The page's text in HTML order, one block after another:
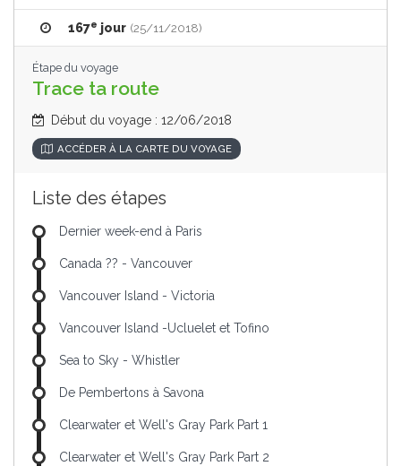
167e jour (25/11/2018)
Étape du voyage
Trace ta route
Début du voyage : 12/06/2018
ACCÉDER À LA CARTE DU VOYAGE
Liste des étapes
Dernier week-end à Paris
Canada ?? - Vancouver
Vancouver Island - Victoria
Vancouver Island -Ucluelet et Tofino
Sea to Sky - Whistler
De Pembertons à Savona
Clearwater et Well's Gray Park Part 1
Clearwater et Well's Gray Park Part 2